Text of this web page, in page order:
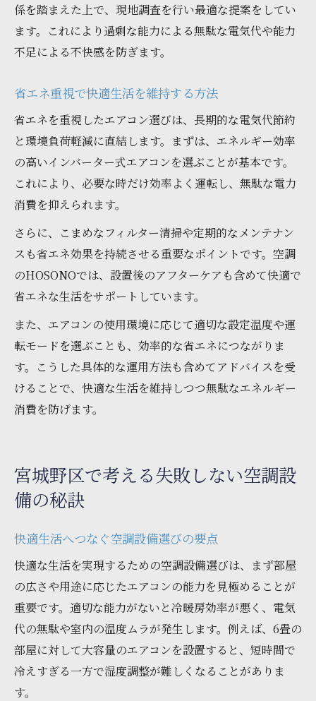
係を踏まえた上で、現地調査を行い最適な提案をしてい
ます。これにより過剰な能力による無駄な電気代や能力
不足による不快感を防ぎます。
省エネ重視で快適生活を維持する方法
省エネを重視したエアコン選びは、長期的な電気代節約
と環境負荷軽減に直結します。まずは、エネルギー効率
の高いインバーター式エアコンを選ぶことが基本です。
これにより、必要な時だけ効率よく運転し、無駄な電力
消費を抑えられます。
さらに、こまめなフィルター清掃や定期的なメンテナン
スも省エネ効果を持続させる重要なポイントです。空調
のHOSONOでは、設置後のアフターケアも含めて快適で
省エネな生活をサポートしています。
また、エアコンの使用環境に応じて適切な設定温度や運
転モードを選ぶことも、効率的な省エネにつながりま
す。こうした具体的な運用方法も含めてアドバイスを受
けることで、快適な生活を維持しつつ無駄なエネルギー
消費を防げます。
宮城野区で考える失敗しない空調設
備の秘訣
快適生活へつなぐ空調設備選びの要点
快適な生活を実現するための空調設備選びは、まず部屋
の広さや用途に応じたエアコンの能力を見極めることが
重要です。適切な能力がないと冷暖房効率が悪く、電気
代の無駄や室内の温度ムラが発生します。例えば、6畳の
部屋に対して大容量のエアコンを設置すると、短時間で
冷えすぎる一方で湿度調整が難しくなることがありま
す。